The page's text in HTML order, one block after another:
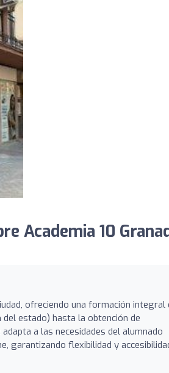
Academia 10
ofreciendo una formación integral
estado) hasta la obtención de
a las necesidades del alumnado
garantizando flexibilidad y